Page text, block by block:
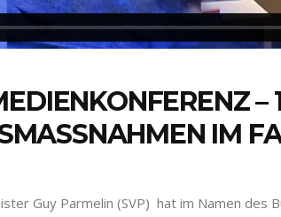
–
IM
Guy Parmelin (SVP) hat im Namen des